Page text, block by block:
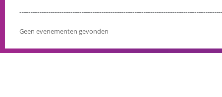
Geen evenementen gevonden